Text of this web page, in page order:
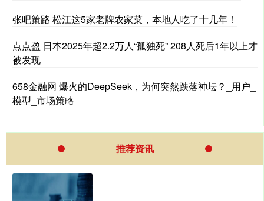
张吧策路 松江这5家老牌农家菜，本地人吃了十几年！
点点盈 日本2025年超2.2万人“孤独死” 208人死后1年以上才
被发现
658金融网 爆火的DeepSeek，为何突然跌落神坛？_用户_
模型_市场策略
推荐资讯